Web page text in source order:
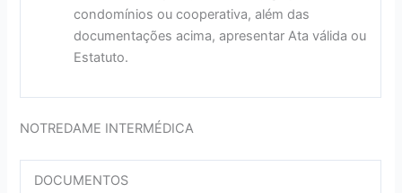
condomínios ou cooperativa, além das
documentações acima, apresentar Ata válida ou
Estatuto.
NOTREDAME INTERMÉDICA
DOCUMENTOS